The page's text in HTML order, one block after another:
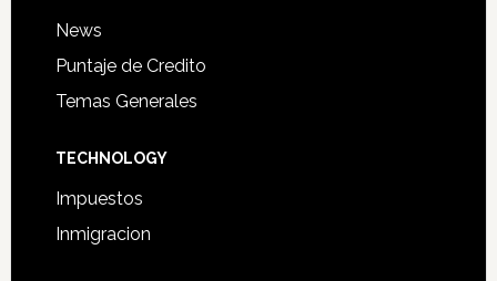
News
Puntaje de Credito
Temas Generales
TECHNOLOGY
Impuestos
Inmigracion